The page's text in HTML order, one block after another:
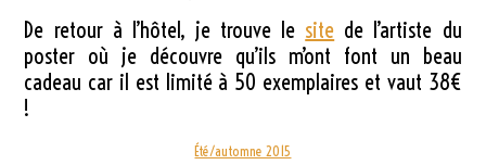
De retour à l’hôtel, je trouve le site de l’artiste du
poster où je découvre qu’ils m’ont font un beau
cadeau car il est limité à 50 exemplaires et vaut 38€
!
Été/automne 2015